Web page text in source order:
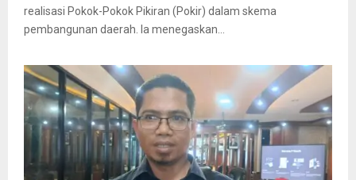
realisasi Pokok-Pokok Pikiran (Pokir) dalam skema
pembangunan daerah. Ia menegaskan...